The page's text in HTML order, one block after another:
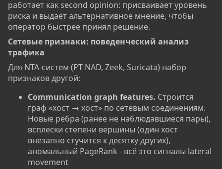
работает как second opinion: присваивает уровень
риска и выдаёт альтернативное мнение, чтобы
оператор быстрее принял решение.
Сетевые признаки: поведенческий анализ
трафика​
Для NTA-систем (PT NAD, Zeek, Suricata) набор
признаков другой:
Communication graph features. Строится
граф «хост → хост» по сетевым соединениям.
Новые рёбра (ранее не наблюдавшиеся пары),
всплески степени вершины (один хост
внезапно стучится к десятку других),
аномальный PageRank - всё это сигналы lateral
movement